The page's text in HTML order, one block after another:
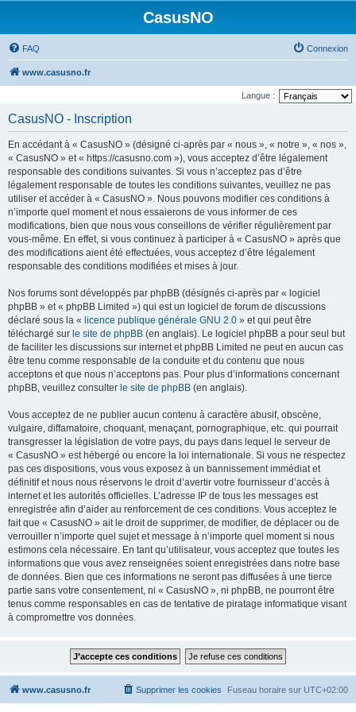
CasusNO
FAQ Connexion
www.casusno.fr
Langue :
CasusNO - Inscription
En accédant à « CasusNO » (désigné ci-après par « nous », « notre », « nos »,
« CasusNO » et « https://casusno.com »), vous acceptez d’être légalement
responsable des conditions suivantes. Si vous n’acceptez pas d’être
légalement responsable de toutes les conditions suivantes, veuillez ne pas
utiliser et accéder à « CasusNO ». Nous pouvons modifier ces conditions à
n’importe quel moment et nous essaierons de vous informer de ces
modifications, bien que nous vous conseillons de vérifier régulièrement par
vous-même. En effet, si vous continuez à participer à « CasusNO » après que
des modifications aient été effectuées, vous acceptez d’être légalement
responsable des conditions modifiées et mises à jour.
Nos forums sont développés par phpBB (désignés ci-après par « logiciel
phpBB » et « phpBB Limited ») qui est un logiciel de forum de discussions
déclaré sous la « licence publique générale GNU 2.0 » et qui peut être
téléchargé sur le site de phpBB (en anglais). Le logiciel phpBB a pour seul but
de faciliter les discussions sur internet et phpBB Limited ne peut en aucun cas
être tenu comme responsable de la conduite et du contenu que nous
acceptons et que nous n’acceptons pas. Pour plus d’informations concernant
phpBB, veuillez consulter le site de phpBB (en anglais).
Vous acceptez de ne publier aucun contenu à caractère abusif, obscène,
vulgaire, diffamatoire, choquant, menaçant, pornographique, etc. qui pourrait
transgresser la législation de votre pays, du pays dans lequel le serveur de
« CasusNO » est hébergé ou encore la loi internationale. Si vous ne respectez
pas ces dispositions, vous vous exposez à un bannissement immédiat et
définitif et nous nous réservons le droit d’avertir votre fournisseur d’accès à
internet et les autorités officielles. L’adresse IP de tous les messages est
enregistrée afin d’aider au renforcement de ces conditions. Vous acceptez le
fait que « CasusNO » ait le droit de supprimer, de modifier, de déplacer ou de
verrouiller n’importe quel sujet et message à n’importe quel moment si nous
estimons cela nécessaire. En tant qu’utilisateur, vous acceptez que toutes les
informations que vous avez renseignées soient enregistrées dans notre base
de données. Bien que ces informations ne seront pas diffusées à une tierce
partie sans votre consentement, ni « CasusNO », ni phpBB, ne pourront être
tenus comme responsables en cas de tentative de piratage informatique visant
à compromettre vos données.
www.casusno.fr Fuseau horaire sur UTC+02:00
Supprimer les cookies